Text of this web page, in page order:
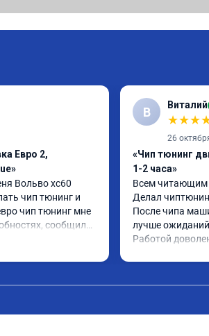
Евро 2,
Вольво xc60
чип тюнинг и
чип тюнинг мне
сообщили
в назначенное
В Виталий
★★★
26
«Чип тюнинг
1-2 часа»
Всем читающим
Делал
После чипа
лучше
Работой